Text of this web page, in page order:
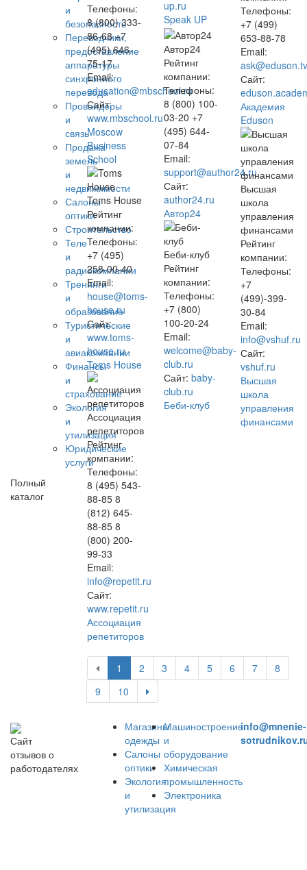
и
безопасность
Переводчики,
предоставление
аппаратуры
синхронного
перевода
Провайдеры
и
связь
Продажа
земель
и
недвижимости
Салоны
оптики
Строительство
Теле
и
радиокомпании
Тренинги
и
образование
Туристические
и
авиакомпании
Финансы
и
страхование
Экология
и
утилизация
Юридические
услуги
Полный
каталог
Телефоны:
8 (800) 333-
86-68 +7
(495) 646-
75-17
Email:
education@mbschool.ru
Сайт:
www.mbschool.ru
Moscow
Business
School
Toms House
Рейтинг
компании:
Телефоны:
+7 (495)
258-00-40
Email:
house@toms-
house.ru
Сайт:
www.toms-
house.ru
Toms House
Ассоциация
репетиторов
Рейтинг
компании:
Телефоны:
8 (495) 543-
88-85 8
(812) 645-
88-85 8
(800) 200-
99-33
Email:
info@repetit.ru
Сайт:
www.repetit.ru
Ассоциация
репетиторов
up.ru
Speak UP
Автор24
Рейтинг
компании:
Телефоны:
8 (800) 100-
03-20 +7
(495) 644-
07-84
Email:
support@author24.ru
Сайт:
author24.ru
Автор24
Беби-клуб
Рейтинг
компании:
Телефоны:
+7 (800)
100-20-24
Email:
welcome@baby-
club.ru
Сайт: baby-
club.ru
Беби-клуб
Телефоны:
+7 (499)
653-88-78
Email:
ask@eduson.tv
Сайт:
Академия
Eduson
Высшая
школа
управления
финансами
Рейтинг
компании:
Телефоны:
+7
(499)-399-
30-84
Email:
info@vshuf.ru
Сайт:
vshuf.ru
Высшая
школа
управления
финансами
1 2 3 4 5 6 7
8
9
10
Сайт
отзывов о
работодателях
Магазины
одежды
Салоны
оптики
Экология
и
утилизация
Машиностроение
и
оборудование
Химическая
промышленность
Электроника
info@mnenie-